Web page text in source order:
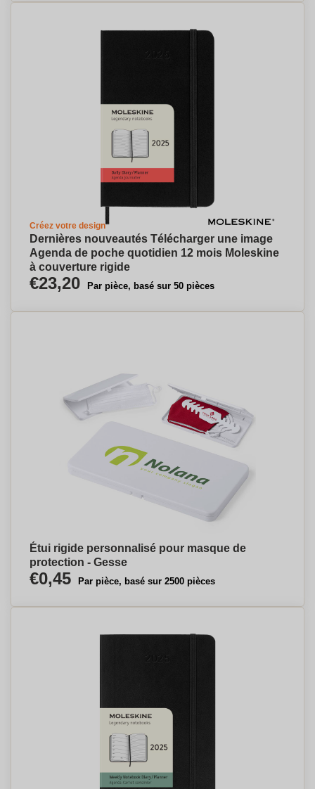
Créez votre design
Dernières nouveautés Télécharger une image
Agenda de poche quotidien 12 mois Moleskine
à couverture rigide
€23,20 Par pièce, basé sur 50 pièces
Étui rigide personnalisé pour masque de
protection - Gesse
€0,45 Par pièce, basé sur 2500 pièces